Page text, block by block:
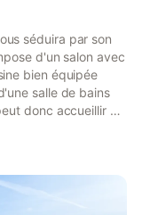
séduira par son
d'un salon avec
bien équipée
salle de bains
donc accueillir 5
du
privé et pourrez
d...